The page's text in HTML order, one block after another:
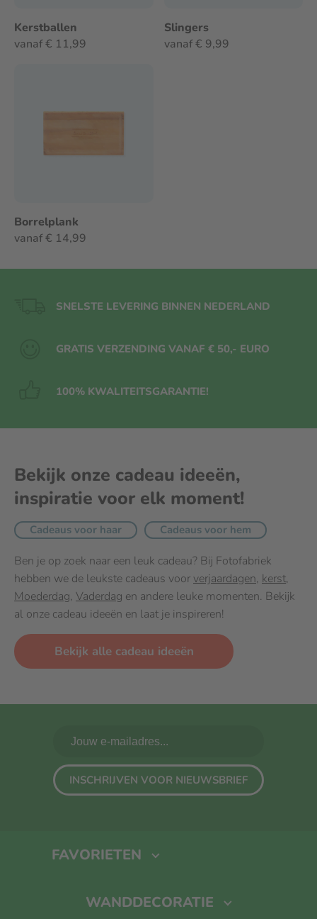
Kerstballen
vanaf € 11,99
Slingers
vanaf € 9,99
Borrelplank
vanaf € 14,99
SNELSTE LEVERING BINNEN NEDERLAND
GRATIS VERZENDING VANAF € 50,- EURO
100% KWALITEITSGARANTIE!
Bekijk onze cadeau ideeën,
inspiratie voor elk moment!
Cadeaus voor haar Cadeaus voor hem
Ben je op zoek naar een leuk cadeau? Bij Fotofabriek
hebben we de leukste cadeaus voor verjaardagen, kerst,
Moederdag, Vaderdag en andere leuke momenten. Bekijk
al onze cadeau ideeën en laat je inspireren!
Bekijk alle cadeau ideeën
INSCHRIJVEN VOOR NIEUWSBRIEF
FAVORIETEN
WANDDECORATIE